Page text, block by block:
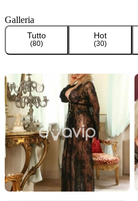
un'educazione estremamente
Ho un spiccato senso del dovere e
contesto.
Amo e tacchi a spillo che porto
o in seta che vengono sfilate
Desidero trovare persone a cui
soddisfarmi,con classe e rispetto
Augurando che trovate in me la
ansiosamente...****es
"Le donne sono angeli che
ardono quando le ami"
Galleria
Tutto
(80)
Hot
(30)